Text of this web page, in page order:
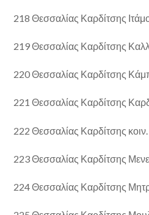
218 Θεσσαλίας Καρδίτσης
219 Θεσσαλίας Καρδίτσης
220 Θεσσαλίας Καρδίτσης
221 Θεσσαλίας Καρδίτσης
222 Θεσσαλίας Καρδίτσης
223 Θεσσαλίας Καρδίτσης
224 Θεσσαλίας Καρδίτσης